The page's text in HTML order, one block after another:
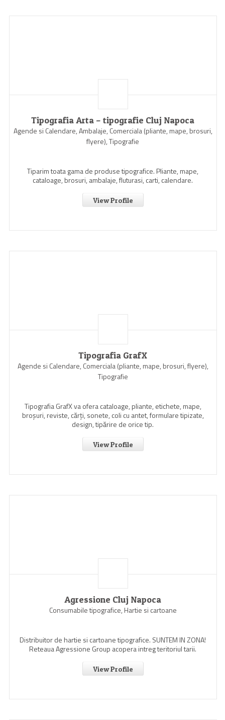
Tipografia Arta – tipografie Cluj Napoca
Agende si Calendare, Ambalaje, Comerciala (pliante, mape, brosuri,
flyere), Tipografie
Tiparim toata gama de produse tipografice. Pliante, mape,
cataloage, brosuri, ambalaje, fluturasi, carti, calendare.
View Profile
Tipografia GrafX
Agende si Calendare, Comerciala (pliante, mape, brosuri, flyere),
Tipografie
Tipografia GrafX va ofera cataloage, pliante, etichete, mape,
broşuri, reviste, cărţi, sonete, coli cu antet, formulare tipizate,
design, tipărire de orice tip.
View Profile
Agressione Cluj Napoca
Consumabile tipografice, Hartie si cartoane
Distribuitor de hartie si cartoane tipografice. SUNTEM IN ZONA!
Reteaua Agressione Group acopera intreg teritoriul tarii.
View Profile